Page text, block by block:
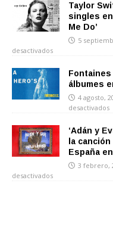
Taylor
singles en
Me Do’
5
desactivados
Fontaines
álbumes
4 agosto,
desactivados
‘Adán y
la
España
3 febrero,
desactivados